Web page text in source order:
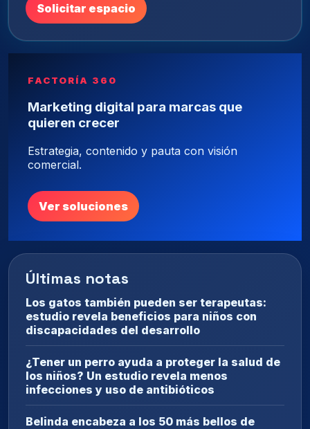
Solicitar espacio
FACTORÍA 360
Marketing digital para marcas que
quieren crecer
Estrategia, contenido y pauta con visión
comercial.
Ver soluciones
Últimas notas
Los gatos también pueden ser terapeutas:
estudio revela beneficios para niños con
discapacidades del desarrollo
¿Tener un perro ayuda a proteger la salud de
los niños? Un estudio revela menos
infecciones y uso de antibióticos
Belinda encabeza a los 50 más bellos de